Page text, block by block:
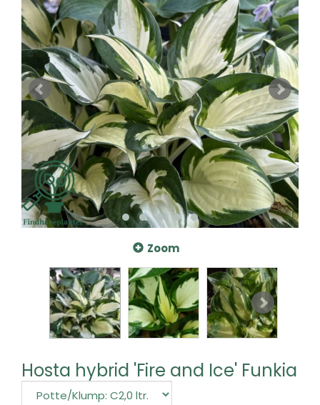
Zoom
Hosta hybrid 'Fire and Ice' Funkia